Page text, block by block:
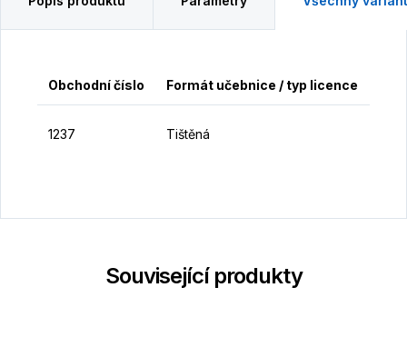
Obchodní číslo Formát učebnice / typ licence
1237 Tištěná
Související produkty